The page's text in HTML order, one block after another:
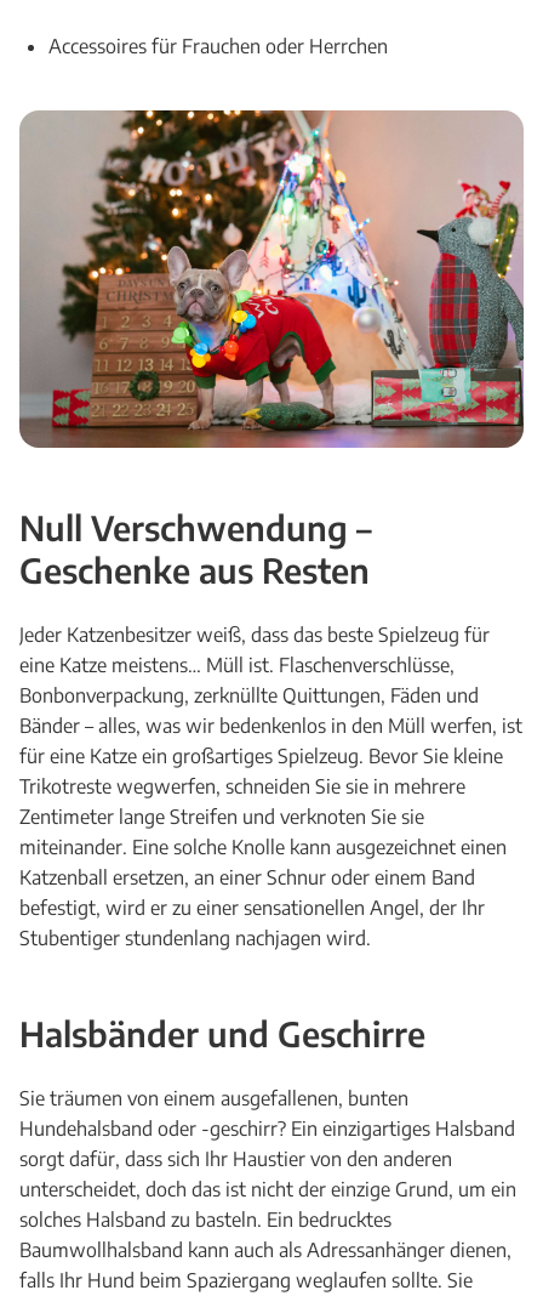
Accessoires für Frauchen oder Herrchen
Null Verschwendung –
Geschenke aus Resten
Jeder Katzenbesitzer weiß, dass das beste Spielzeug für
eine Katze meistens… Müll ist. Flaschenverschlüsse,
Bonbonverpackung, zerknüllte Quittungen, Fäden und
Bänder – alles, was wir bedenkenlos in den Müll werfen, ist
für eine Katze ein großartiges Spielzeug. Bevor Sie kleine
Trikotreste wegwerfen, schneiden Sie sie in mehrere
Zentimeter lange Streifen und verknoten Sie sie
miteinander. Eine solche Knolle kann ausgezeichnet einen
Katzenball ersetzen, an einer Schnur oder einem Band
befestigt, wird er zu einer sensationellen Angel, der Ihr
Stubentiger stundenlang nachjagen wird.
Halsbänder und Geschirre
Sie träumen von einem ausgefallenen, bunten
Hundehalsband oder -geschirr? Ein einzigartiges Halsband
sorgt dafür, dass sich Ihr Haustier von den anderen
unterscheidet, doch das ist nicht der einzige Grund, um ein
solches Halsband zu basteln. Ein bedrucktes
Baumwollhalsband kann auch als Adressanhänger dienen,
falls Ihr Hund beim Spaziergang weglaufen sollte. Sie